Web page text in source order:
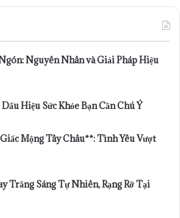
Nguyên Nhân và Giải Pháp Hiệu
Hiệu Sức Khỏe Bạn Cần Chú Ý
Mộng Tây Châu**: Tình Yêu Vượt
Trắng Sáng Tự Nhiên, Rạng Rỡ Tại